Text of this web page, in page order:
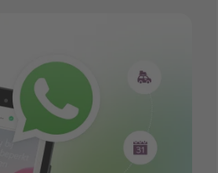
Griekenland